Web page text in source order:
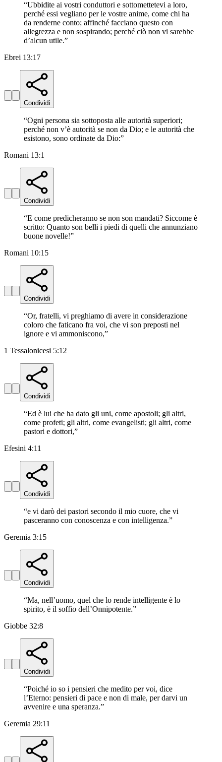
“Ubbidite ai vostri conduttori e sottomettetevi a loro,
perché essi vegliano per le vostre anime, come chi ha
da renderne conto; affinché facciano questo con
allegrezza e non sospirando; perché ciò non vi sarebbe
d’alcun utile.”
Ebrei 13:17
Condividi
“Ogni persona sia sottoposta alle autorità superiori;
perché non v’è autorità se non da Dio; e le autorità che
esistono, sono ordinate da Dio:”
Romani 13:1
Condividi
“E come predicheranno se non son mandati? Siccome è
scritto: Quanto son belli i piedi di quelli che annunziano
buone novelle!”
Romani 10:15
Condividi
“Or, fratelli, vi preghiamo di avere in considerazione
coloro che faticano fra voi, che vi son preposti nel
ignore e vi ammoniscono,”
1 Tessalonicesi 5:12
Condividi
“Ed è lui che ha dato gli uni, come apostoli; gli altri,
come profeti; gli altri, come evangelisti; gli altri, come
pastori e dottori,”
Efesini 4:11
Condividi
“e vi darò dei pastori secondo il mio cuore, che vi
pasceranno con conoscenza e con intelligenza.”
Geremia 3:15
Condividi
“Ma, nell’uomo, quel che lo rende intelligente è lo
spirito, è il soffio dell’Onnipotente.”
Giobbe 32:8
Condividi
“Poiché io so i pensieri che medito per voi, dice
l’Eterno: pensieri di pace e non di male, per darvi un
avvenire e una speranza.”
Geremia 29:11